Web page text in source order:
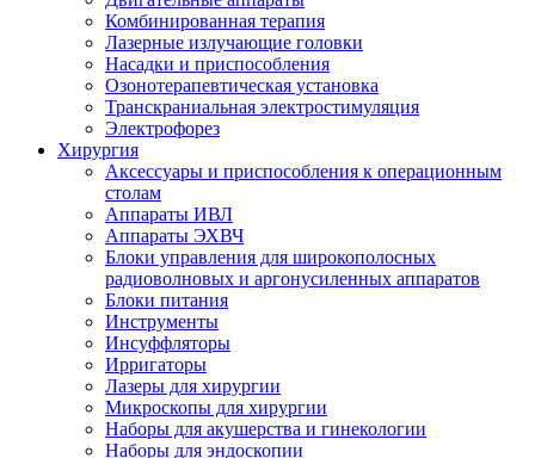
Комбинированная терапия
Лазерные излучающие головки
Насадки и приспособления
Озонотерапевтическая установка
Транскраниальная электростимуляция
Электрофорез
Хирургия
Аксессуары и приспособления к операционным
столам
Аппараты ИВЛ
Аппараты ЭХВЧ
Блоки управления для широкополосных
радиоволновых и аргонусиленных аппаратов
Блоки питания
Инструменты
Инсуффляторы
Ирригаторы
Лазеры для хирургии
Микроскопы для хирургии
Наборы для акушерства и гинекологии
Наборы для эндоскопии